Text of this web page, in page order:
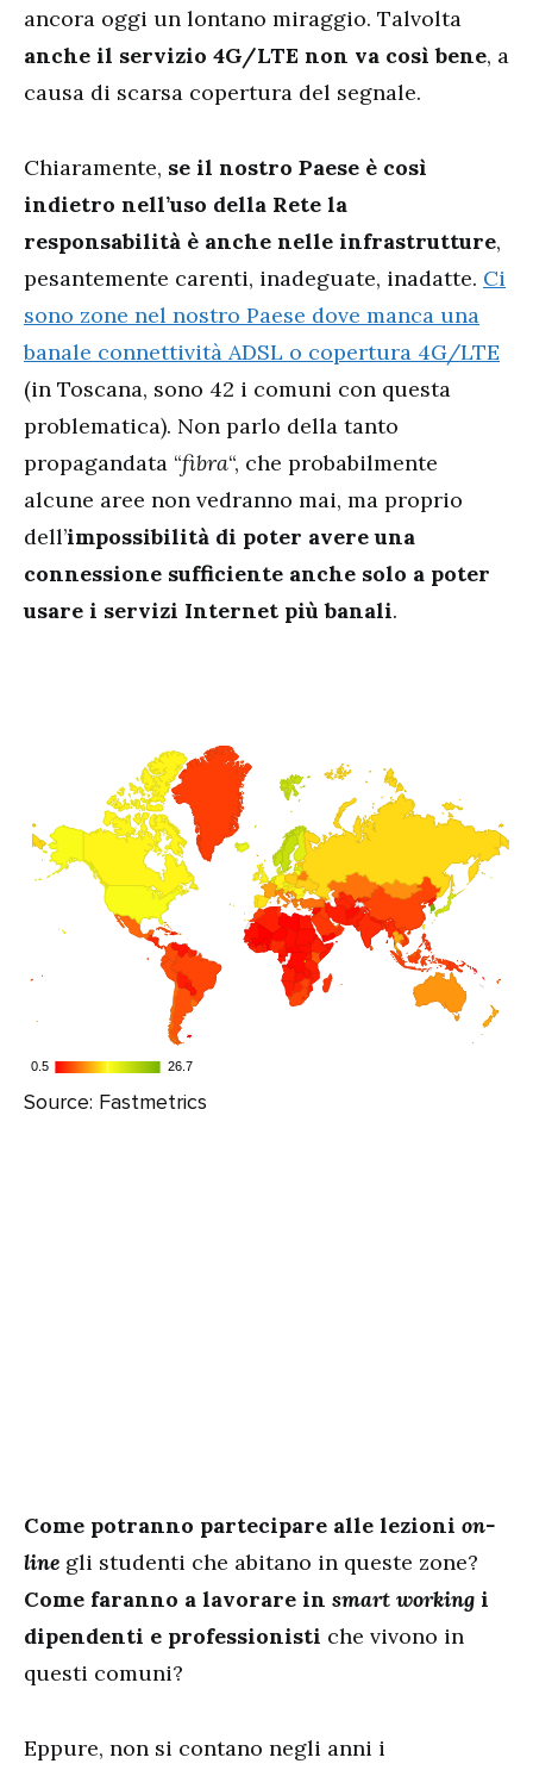
ancora oggi un lontano miraggio. Talvolta
anche il servizio 4G/LTE non va così bene, a
causa di scarsa copertura del segnale.
Chiaramente, se il nostro Paese è così
indietro nell’uso della Rete la
responsabilità è anche nelle infrastrutture,
pesantemente carenti, inadeguate, inadatte. Ci
sono zone nel nostro Paese dove manca una
banale connettività ADSL o copertura 4G/LTE
(in Toscana, sono 42 i comuni con questa
problematica). Non parlo della tanto
propagandata “fibra“, che probabilmente
alcune aree non vedranno mai, ma proprio
dell’impossibilità di poter avere una
connessione sufficiente anche solo a poter
usare i servizi Internet più banali.
Come potranno partecipare alle lezioni on-
line gli studenti che abitano in queste zone?
Come faranno a lavorare in smart working i
dipendenti e professionisti che vivono in
questi comuni?
Eppure, non si contano negli anni i